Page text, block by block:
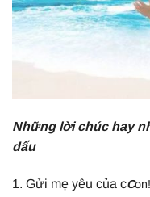
Những lời chúc hay
dấu
1. Gửi mẹ yêu của cC